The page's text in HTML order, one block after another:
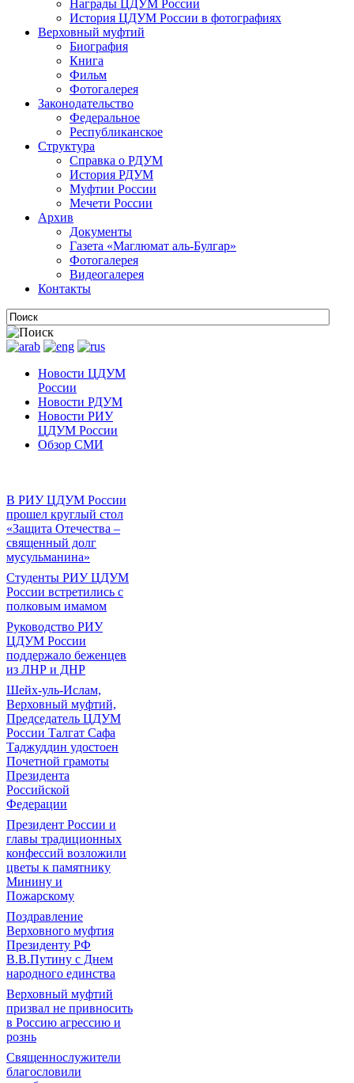
Награды ЦДУМ России
История ЦДУМ России в фотографиях
Верховный муфтий
Биография
Книга
Фильм
Фотогалерея
Законодательство
Федеральное
Республиканское
Структура
Справка о РДУМ
История РДУМ
Муфтии России
Мечети России
Архив
Документы
Газета «Маглюмат аль-Булгар»
Фотогалерея
Видеогалерея
Контакты
Новости ЦДУМ
России
Новости РДУМ
Новости РИУ
ЦДУМ России
Обзор СМИ
В РИУ ЦДУМ России
прошел круглый стол
«Защита Отечества –
священный долг
мусульманина»
Студенты РИУ ЦДУМ
России встретились с
полковым имамом
Руководство РИУ
ЦДУМ России
поддержало беженцев
из ЛНР и ДНР
Шейх-уль-Ислам,
Верховный муфтий,
Председатель ЦДУМ
России Талгат Сафа
Таджуддин удостоен
Почетной грамоты
Президента
Российской
Федерации
Президент России и
главы традиционных
конфессий возложили
цветы к памятнику
Минину и
Пожарскому
Поздравление
Верховного муфтия
Президенту РФ
В.В.Путину с Днем
народного единства
Верховный муфтий
призвал не привносить
в Россию агрессию и
рознь
Священнослужители
благословили